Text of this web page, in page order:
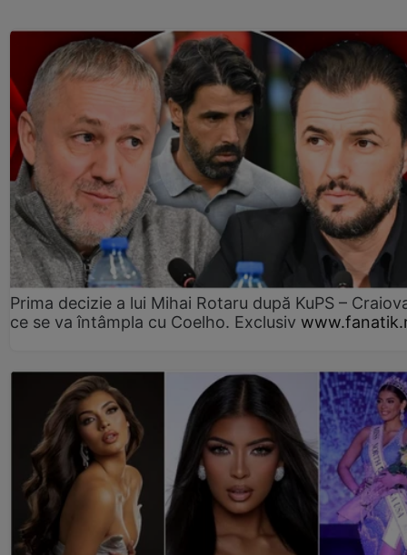
Prima decizie a lui Mihai Rotaru după KuPS –
ce se va întâmpla cu Coelho. Exclusiv